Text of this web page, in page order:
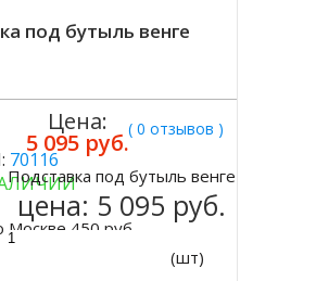
под бутыль венге
( 0 отзывов )
70116
Москве 450 руб.
Цена:
5 095 руб.
Подставка под бутыль венге
цена: 5 095 руб.
(шт)